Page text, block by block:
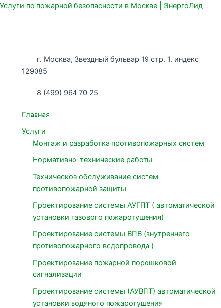
Услуги по пожарной безопасности в Москве | ЭнергоЛид
г. Москва, Звездный бульвар 19 стр. 1. индекс
129085
8 (499) 964 70 25
Главная
Услуги
Монтаж и разработка противопожарных систем
Нормативно-технические работы
Техническое обслуживание систем
противопожарной защиты
Проектирование системы АУГПТ ( автоматической
установки газового пожаротушения)
Проектирование системы ВПВ (внутреннего
противопожарного водопровода )
Проектирование пожарной порошковой
сигнализации
Проектирование системы (АУВПТ) автоматической
установки водяного пожаротушения